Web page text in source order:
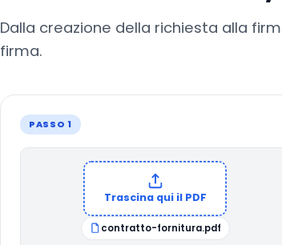
Dalla creazione della richiesta alla
firma.
PASSO 1
Trascina qui il PDF
contratto-fornitura.pdf